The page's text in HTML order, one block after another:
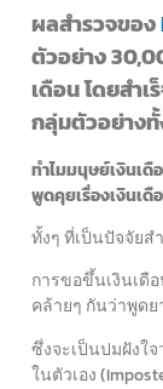
ผลสำรวจของ
ตัวอย่าง
เดือน โดยสำ
กลุ่มตัวอย่าง
ทำไมมนุษย์เงินเดื
พูดคุยเรื่องเงินเดื
ทั้งๆ ที่เป็นปัจจัย
การขอขึ้นเงินเดื
คล้ายๆ กันว่าพูดย
ซึ่งจะเป็นปมฝังใ
ในตัวเอง